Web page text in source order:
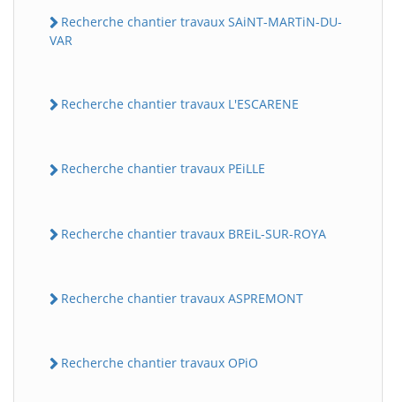
Recherche chantier travaux SAiNT-MARTiN-DU-
VAR
Recherche chantier travaux L'ESCARENE
Recherche chantier travaux PEiLLE
Recherche chantier travaux BREiL-SUR-ROYA
Recherche chantier travaux ASPREMONT
Recherche chantier travaux OPiO